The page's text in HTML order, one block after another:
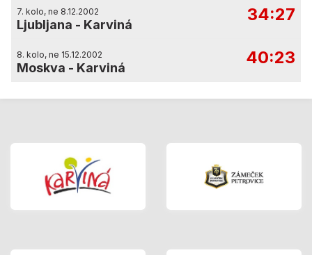
7. kolo, ne 8.12.2002
Ljubljana - Karviná
34:27
8. kolo, ne 15.12.2002
Moskva - Karviná
40:23